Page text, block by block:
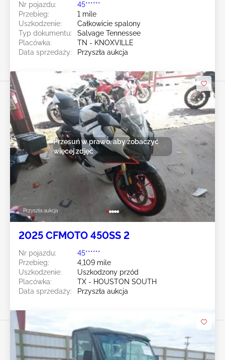
Nr pojazdu:
45******
Przebieg:
1 mile
Uszkodzenie:
Całkowicie spalony
Typ dokumentu:
Salvage Tennessee
Placówka:
TN - KNOXVILLE
Data sprzedaży:
Przyszła aukcja
Przyszła aukcja
Przesuń w prawo, aby zobaczyć
więcej zdjęć
2025 CFMOTO 450SS 2
Nr pojazdu:
45******
Przebieg:
4,109 mile
Uszkodzenie:
Uszkodzony przód
Placówka:
TX - HOUSTON SOUTH
Data sprzedaży:
Przyszła aukcja